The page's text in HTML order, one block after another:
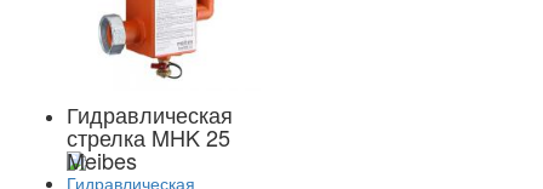
Гидравлическая
стрелка MHK 25
Meibes